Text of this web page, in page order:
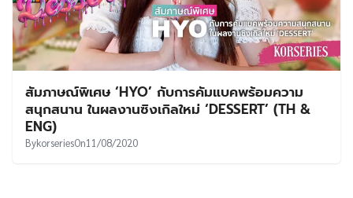
สัมภาษณ์พิเศษ ‘HYO’ กับการคัมแบคพร้อมความ
สนุกสนาน ในผลงานซิงเกิลใหม่ ‘DESSERT’ (TH &
ENG)
BykorseriesOn11/08/2020